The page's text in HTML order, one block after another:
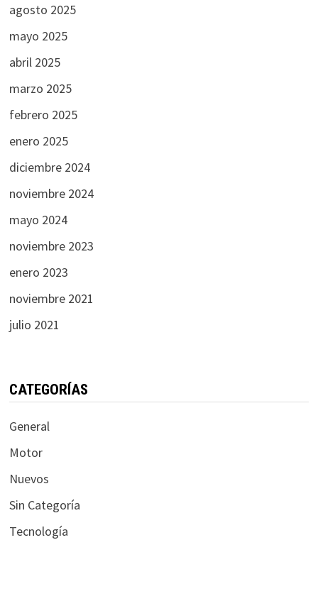
agosto 2025
mayo 2025
abril 2025
marzo 2025
febrero 2025
enero 2025
diciembre 2024
noviembre 2024
mayo 2024
noviembre 2023
enero 2023
noviembre 2021
julio 2021
CATEGORÍAS
General
Motor
Nuevos
Sin Categoría
Tecnología